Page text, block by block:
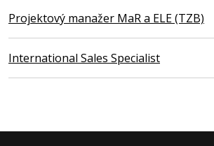
Projektový manažer MaR a ELE (TZB)
International Sales Specialist